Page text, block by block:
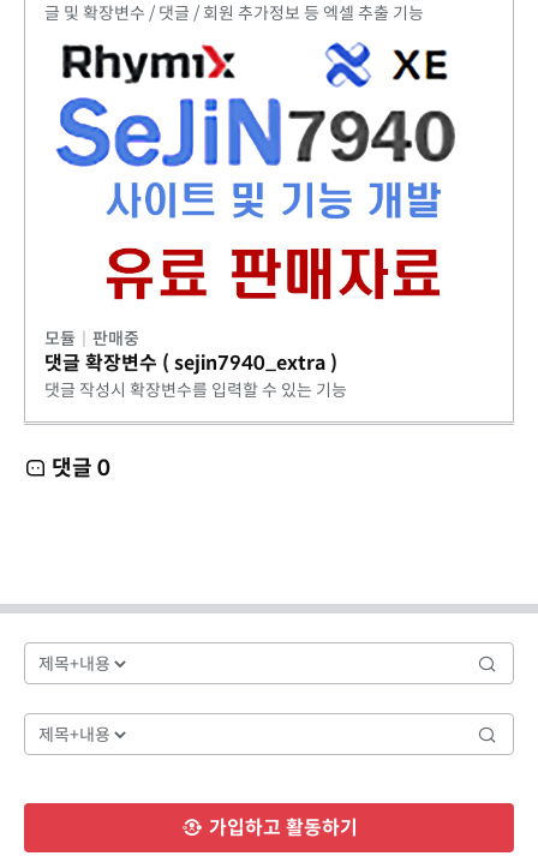
글 및 확장변수 / 댓글 / 회원 추가정보 등 엑셀 추출 기능
모듈 판매중
댓글 확장변수 ( sejin7940_extra )
댓글 작성시 확장변수를 입력할 수 있는 기능
댓글 0
가입하고 활동하기